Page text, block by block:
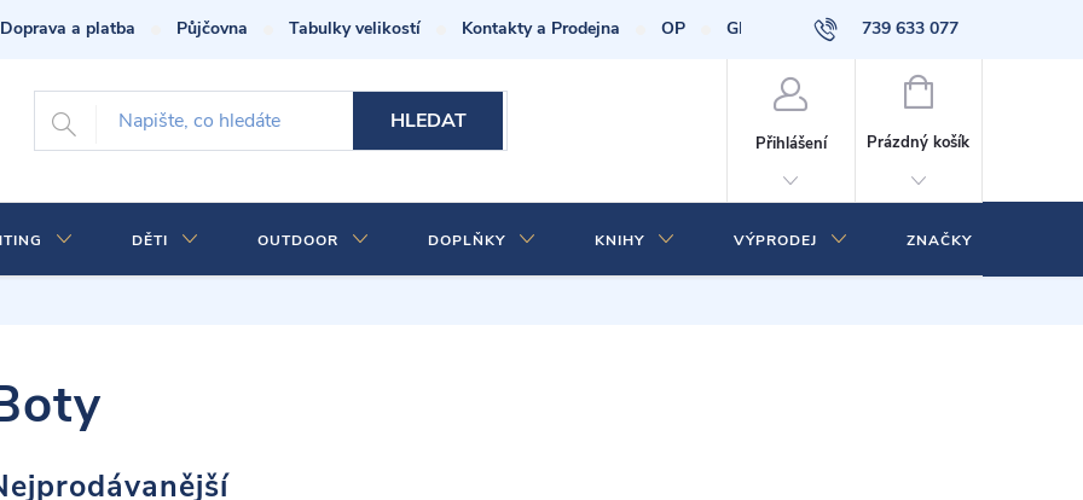
739 633 077
Doprava a platba Půjčovna Tabulky velikostí Kontakty a Prodejna OP GDPR
HLEDAT
Přihlášení
NÁKUPNÍ
Prázdný košík
DĚTI OUTDOOR DOPLŇKY KNIHY VÝPRODEJ ZNAČKY